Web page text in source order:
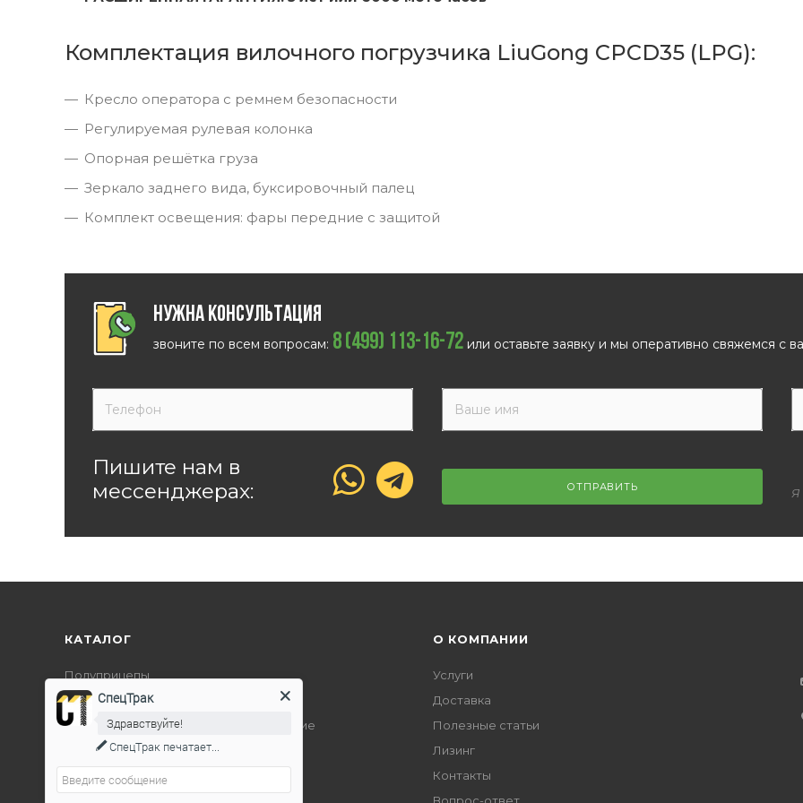
Комплектация вилочного погрузчика LiuGong CPCD35 (LPG):
Кресло оператора с ремнем безопасности
Регулируемая рулевая колонка
Опорная решётка груза
Зеркало заднего вида, буксировочный палец
Комплект освещения: фары передние с защитой
Нужна консультация
звоните по всем вопросам: 8 (499) 113-16-72 или оставьте заявку и мы оперативно свяжемся с
Пишите нам в
мессенджерах:
ОТПРАВИТЬ Я
КАТАЛОГ
Полуприцепы
Дорожно-строительная техника
Подъемно-транспортное оборудование
О КОМПАНИИ
Услуги
Доставка
Полезные статьи
Лизинг
Контакты
СпецТрак
Здравствуйте!
СпецТрак печатает...